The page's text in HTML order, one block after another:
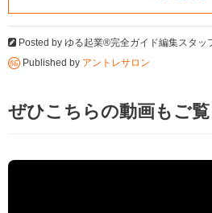
Posted by ゆる起業®完全ガイド編集スタッ
Published by アントレサロン
ぜひこちらの動画もご